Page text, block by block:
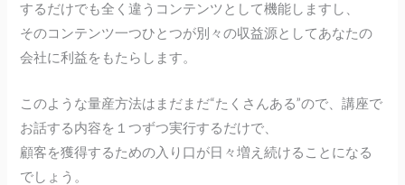
するだけでも全く違うコンテンツとして機能しますし、
そのコンテンツ一つひとつが別々の収益源としてあなたの
会社に利益をもたらします。
このような量産方法はまだまだ“たくさんある”ので、講座で
お話する内容を１つずつ実行するだけで、
顧客を獲得するための入り口が日々増え続けることになる
でしょう。